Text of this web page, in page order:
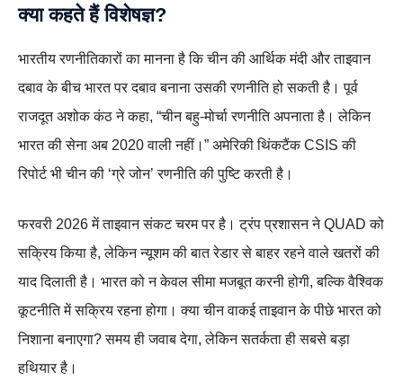
क्या कहते हैं विशेषज्ञ?
भारतीय रणनीतिकारों का मानना है कि चीन की आर्थिक मंदी और ताइवान
दबाव के बीच भारत पर दबाव बनाना उसकी रणनीति हो सकती है। पूर्व
राजदूत अशोक कंठ ने कहा, “चीन बहु-मोर्चा रणनीति अपनाता है। लेकिन
भारत की सेना अब 2020 वाली नहीं।” अमेरिकी थिंकटैंक CSIS की
रिपोर्ट भी चीन की ‘ग्रे जोन’ रणनीति की पुष्टि करती है।
फरवरी 2026 में ताइवान संकट चरम पर है। ट्रंप प्रशासन ने QUAD को
सक्रिय किया है, लेकिन न्यूशम की बात रेडार से बाहर रहने वाले खतरों की
याद दिलाती है। भारत को न केवल सीमा मजबूत करनी होगी, बल्कि वैश्विक
कूटनीति में सक्रिय रहना होगा। क्या चीन वाकई ताइवान के पीछे भारत को
निशाना बनाएगा? समय ही जवाब देगा, लेकिन सतर्कता ही सबसे बड़ा
हथियार है।